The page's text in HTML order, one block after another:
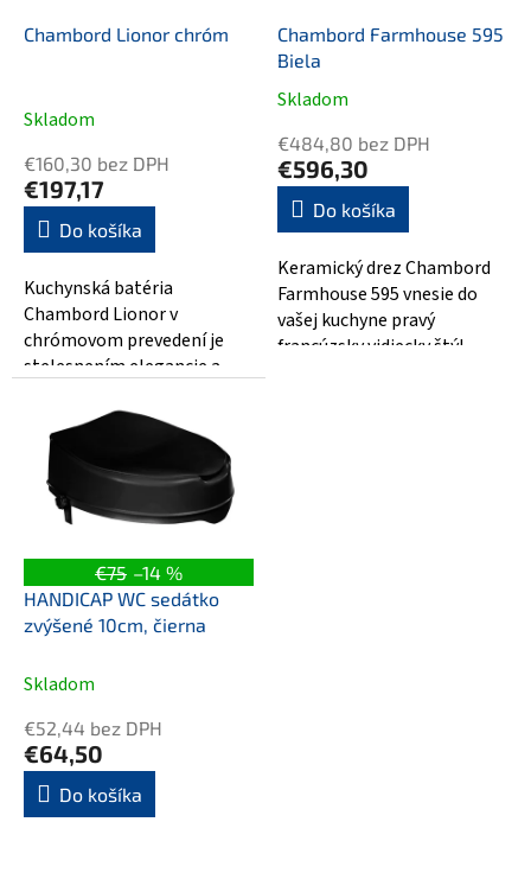
Chambord Lionor chróm
Skladom
€160,30 bez DPH
€197,17
Do košíka
Kuchynská batéria
Chambord Lionor v
chrómovom prevedení je
stelesnením elegancie a
vysoký otočný výtok...
Chambord Farmhouse 595
Biela
Priemerné
hodnotenie
produktu
je
5,0
z
5
hviezdičiek.
Skladom
€484,80 bez DPH
€596,30
Do košíka
Keramický drez Chambord
Farmhouse 595 vnesie do
vašej kuchyne pravý
francúzsky vidiecky štýl.
€75 –14 %
HANDICAP WC sedátko
zvýšené 10cm, čierna
Skladom
€52,44 bez DPH
€64,50
Do košíka